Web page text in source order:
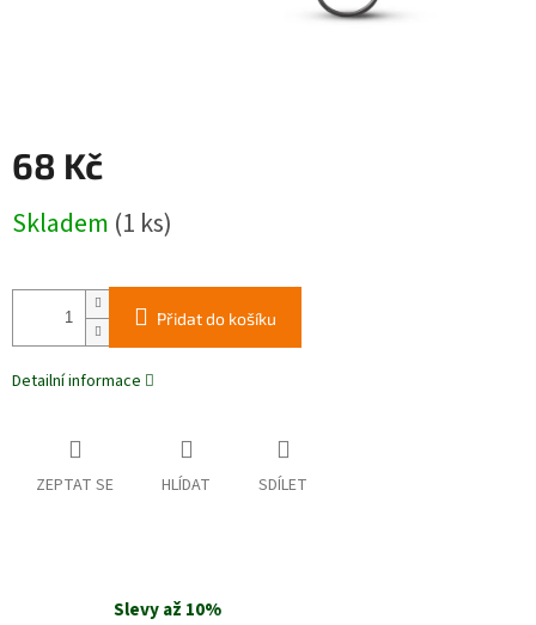
68 Kč
cena:
Skladem (1 ks)
Přidat do košíku
Detailní informace
ZEPTAT SE HLÍDAT SDÍLET
Slevy až 10%